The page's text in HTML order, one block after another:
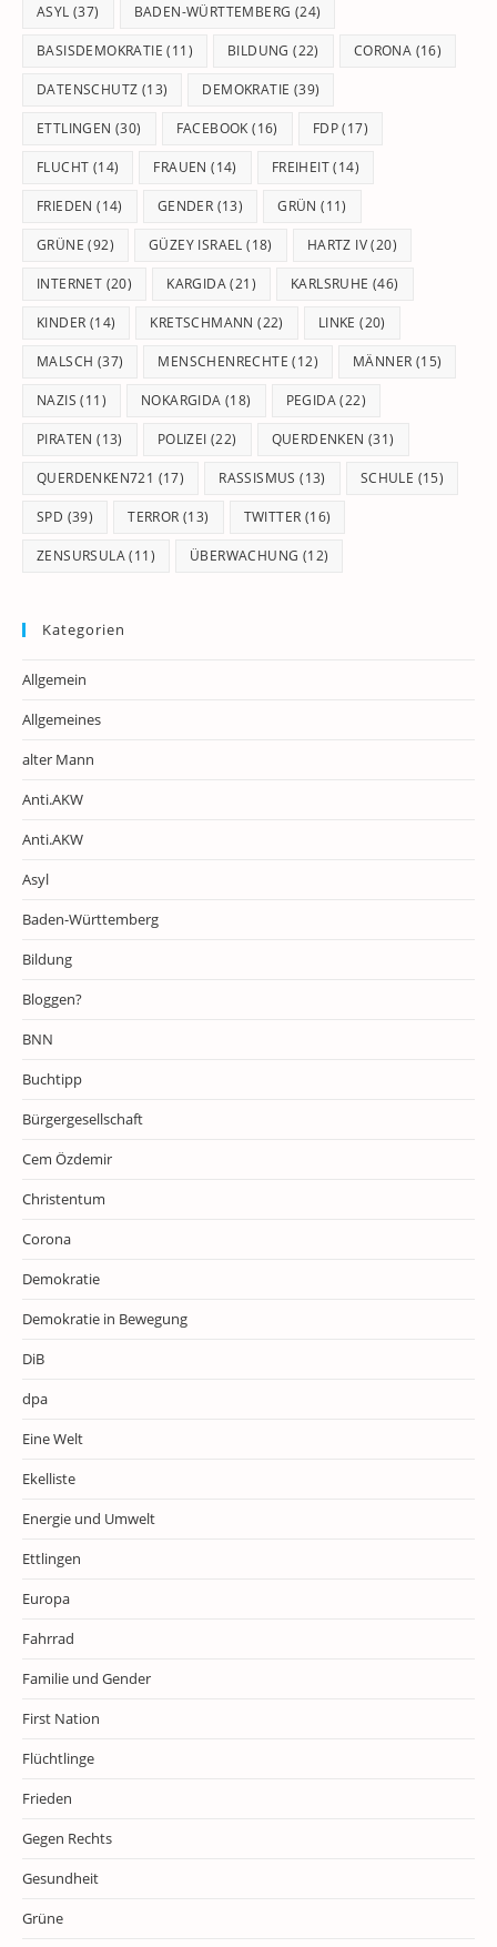
ASYL (37) BADEN-WÜRTTEMBERG (24)
BASISDEMOKRATIE (11) BILDUNG (22) CORONA (16)
DATENSCHUTZ (13) DEMOKRATIE (39)
ETTLINGEN (30) FACEBOOK (16) FDP(17)
FLUCHT (14) FRAUEN (14) FREIHEIT(14)
FRIEDEN (14) GENDER (13) GRÜN (11)
GRÜNE (92) GÜZEY ISRAEL (18) HARTZ IV(20)
INTERNET (20) KARGIDA(21) KARLSRUHE (46)
KINDER (14) KRETSCHMANN (22) LINKE (20)
MALSCH (37) MENSCHENRECHTE (12) MÄNNER (15)
NAZIS (11) NOKARGIDA (18) PEGIDA(22)
PIRATEN (13) POLIZEI (22) QUERDENKEN (31)
QUERDENKEN721 (17) RASSISMUS (13) SCHULE (15)
SPD (39) TERROR (13) TWITTER (16)
ZENSURSULA(11) ÜBERWACHUNG (12)
Kategorien
Allgemein
Allgemeines
alter Mann
Anti.AKW
Anti.AKW
Asyl
Baden-Württemberg
Bildung
Bloggen?
BNN
Buchtipp
Bürgergesellschaft
Cem Özdemir
Christentum
Corona
Demokratie
Demokratie in Bewegung
DiB
dpa
Eine Welt
Ekelliste
Energie und Umwelt
Ettlingen
Europa
Fahrrad
Familie und Gender
First Nation
Flüchtlinge
Frieden
Gegen Rechts
Gesundheit
Grüne